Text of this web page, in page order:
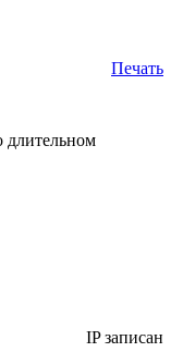
Печать
длительном
IP записан